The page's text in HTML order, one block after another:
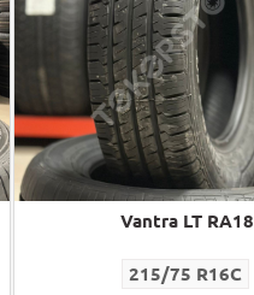
Vantra LT RA18
215/75 R16C